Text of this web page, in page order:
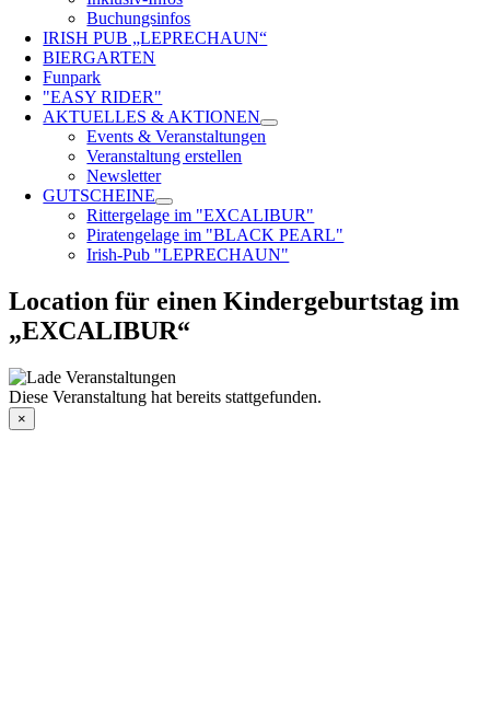
Buchungsinfos
IRISH PUB „LEPRECHAUN“
BIERGARTEN
Funpark
"EASY RIDER"
AKTUELLES & AKTIONEN
Events & Veranstaltungen
Veranstaltung erstellen
Newsletter
GUTSCHEINE
Rittergelage im "EXCALIBUR"
Piratengelage im "BLACK PEARL"
Irish-Pub "LEPRECHAUN"
Location für einen Kindergeburtstag im
„EXCALIBUR“
Diese Veranstaltung hat bereits stattgefunden.
×